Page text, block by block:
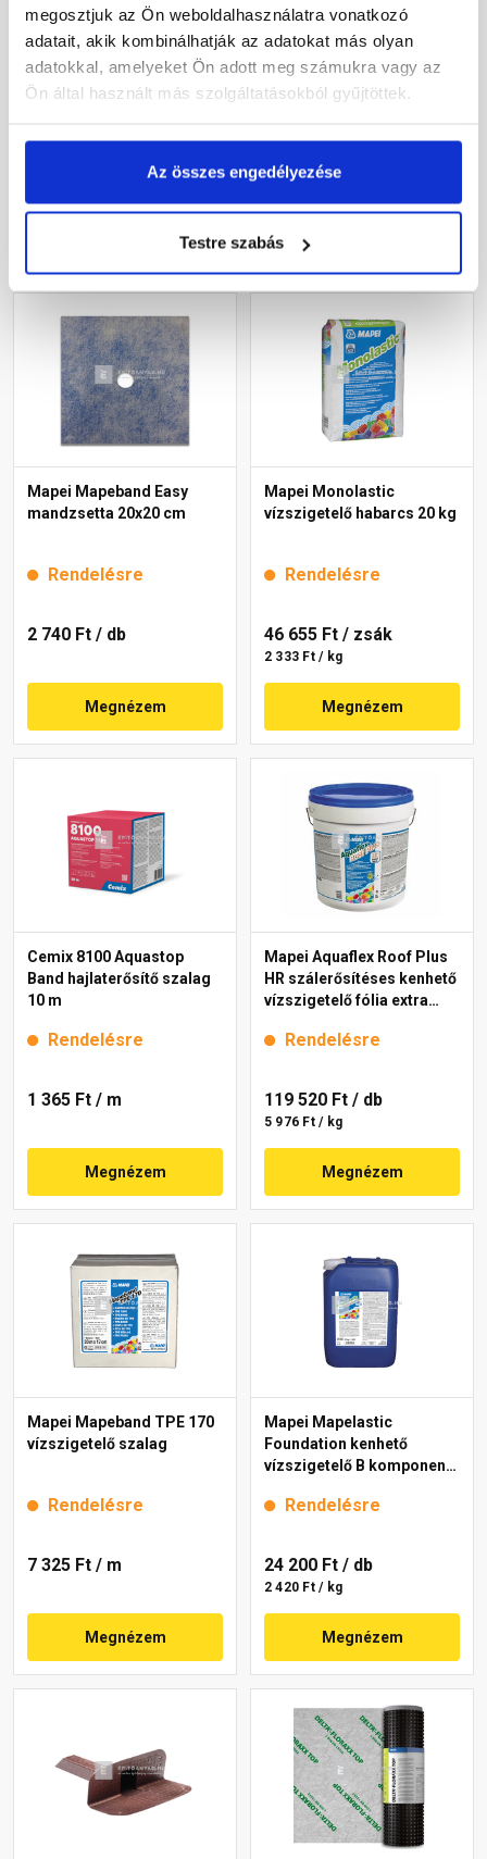
megosztjuk az Ön weboldalhasználatra vonatkozó
adatait, akik kombinálhatják az adatokat más olyan
adatokkal, amelyeket Ön adott meg számukra vagy az
Ön által használt más szolgáltatásokból gyűjtöttek.
Az összes engedélyezése
Testre szabás
Mapei Mapeband Easy
belső sarokelem
Mapei Aquaflex Roof Plus
szálerősítéses kenhető
vízszigetelő fólia szürke
20 kg
Rendelésre
118 260 Ft
Mapei Mapeband Easy
mandzsetta 20x20 cm
Rendelésre
2 740 Ft / db
Megnézem
Mapei Monolastic
vízszigetelő habarcs 20 kg
Rendelésre
46 655 Ft / zsák
2 333 Ft / kg
Megnézem
Cemix 8100 Aquastop
Band hajlaterősítő szalag
10 m
Rendelésre
1 365 Ft / m
Megnézem
Mapei Aquaflex Roof Plus
HR szálerősítéses kenhető
vízszigetelő fólia extra
Rendelésre
119 520 Ft / db
5 976 Ft / kg
Megnézem
Mapei Mapeband TPE 170
vízszigetelő szalag
Rendelésre
7 325 Ft / m
Megnézem
Mapei Mapelastic
Foundation kenhető
vízszigetelő B komponens
Rendelésre
24 200 Ft / db
2 420 Ft / kg
Megnézem